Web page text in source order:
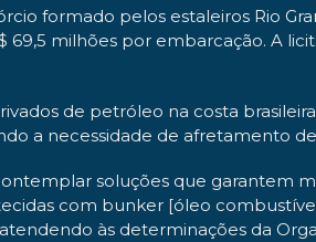
formado pelos estaleiros Rio
69,5 milhões por embarcação. A
de petróleo na costa
a necessidade de afretamento
soluções que garantem
com bunker [óleo
às determinações da